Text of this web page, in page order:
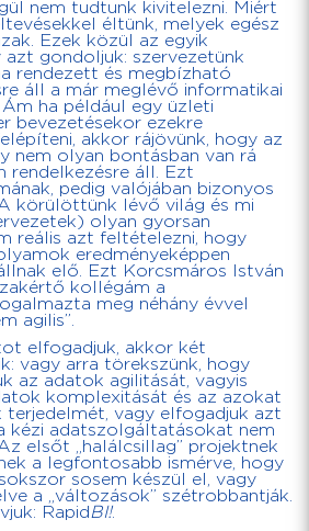
nem tudtunk kivitelezni. Miért
éltünk, melyek egész
Ezek közül az egyik
azt gondoljuk: szervezetünk
rendezett és megbízható
áll a már meglévő informatikai
Ám ha például egy üzleti
bevezetésekor ezekre
akkor rájövünk, hogy az
nem olyan bontásban van rá
rendelkezésre áll. Ezt
pedig valójában bizonyos
körülöttünk lévő világ és mi
olyan gyorsan
reális azt feltételezni, hogy
eredményeképpen
elő. Ezt Korcsmáros István
kollégám a
meg néhány évvel
agilis”.
elfogadjuk, akkor két
vagy arra törekszünk, hogy
az adatok agilitását, vagyis
komplexitását és az azokat
terjedelmét, vagy elfogadjuk azt
kézi adatszolgáltatásokat nem
elsőt „halálcsillag” projektnek
a legfontosabb ismérve, hogy
sosem készül el, vagy
a „változások” szétrobbantják.
Rapid BI!.